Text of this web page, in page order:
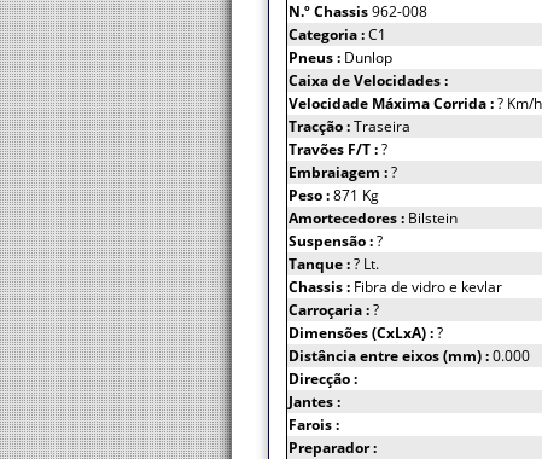
N.º Chassis962-008
Categoria :C1
Pneus : Dunlop
Caixa de Velocidades :
Velocidade Máxima Corrida :? Km/h
Tracção :Traseira
Travões F/T :?
Embraiagem :?
Peso :871 Kg
Amortecedores : Bilstein
Suspensão :?
Tanque :? Lt.
Chassis : Fibra de vidro e kevlar
Carroçaria :?
Dimensões (CxLxA) :?
Distância entre eixos (mm) :0.000
Direcção :
Jantes :
Farois :
Preparador :